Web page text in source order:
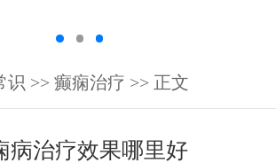
识 >> 癫痫治疗 >> 正文
病治疗效果哪里好